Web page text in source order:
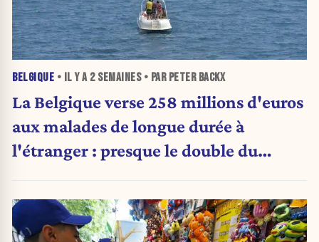
BELGIQUE • IL Y A 2 SEMAINES• PAR PETER BACKX
La Belgique verse 258 millions d'euros
aux malades de longue durée à
l'étranger : presque le double du